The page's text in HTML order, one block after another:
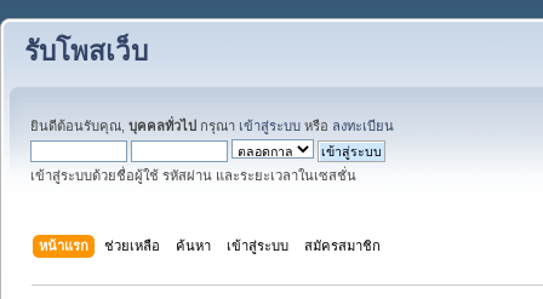
รับโพสเว็บ
ยินดีต้อนรับคุณ, บุคคลทั่วไป กรุณา เข้าสู่ระบบ หรือ ลงทะเบียน
เข้าสู่ระบบด้วยชื่อผู้ใช้ รหัสผ่าน และระยะเวลาในเซสชั่น
หน้าแรก ช่วยเหลือ ค้นหา เข้าสู่ระบบ สมัครสมาชิก